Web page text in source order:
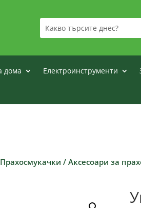
дома Електроинструменти
Прахосмукачки /Аксесоари за